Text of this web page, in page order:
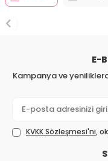
E-
Kampanya ve
KVKK Sözleşmesi'ni,